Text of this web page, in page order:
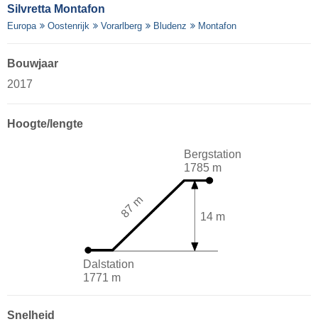
Silvretta Montafon
Europa Oostenrijk Vorarlberg Bludenz Montafon
Bouwjaar
2017
Hoogte/lengte
Dalstation
1771 m
Bergstation
1785 m
14 m
87 m
Snelheid